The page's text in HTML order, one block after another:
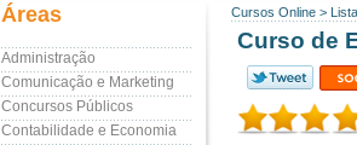
Áreas
Administração
Comunicação e Marketing
Concursos Públicos
Contabilidade e Economia
Cursos Online >
Curso de